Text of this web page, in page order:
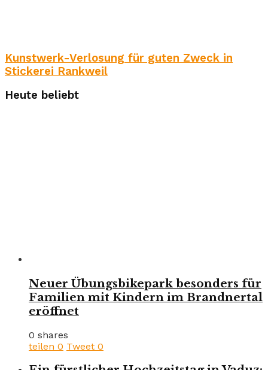
Kunstwerk-Verlosung für guten Zweck in
Stickerei Rankweil
Heute beliebt
Neuer Übungsbikepark besonders für
Familien mit Kindern im Brandnertal
eröffnet
0 shares
teilen 0 Tweet 0